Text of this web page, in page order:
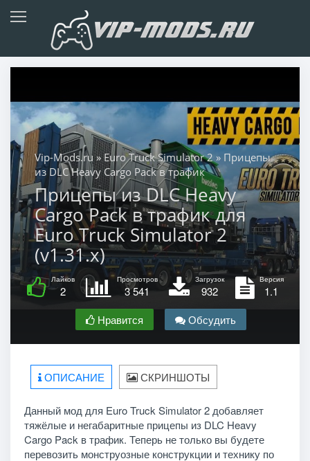
Vip-Mods.ru»Euro Truck Simulator 2 » Прицепы
из DLC Heavy Cargo Pack в трафик
Прицепы из DLC Heavy
Cargo Pack в трафик для
Euro Truck Simulator 2
(v1.31.x)
Лайков
2
Просмотров
3 541
Загрузок
932
Версия
1.1
Нравится
Обсудить
ОПИСАНИЕ СКРИНШОТЫ
Данный мод для Euro Truck Simulator 2 добавляет
тяжёлые и негабаритные прицепы из DLC Heavy
Cargo Pack в трафик. Теперь не только вы будете
перевозить монструозные конструкции и технику по